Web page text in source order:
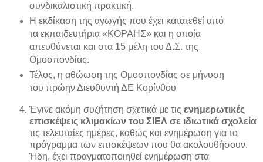
συνδικαλιστική πρακτική.
Η εκδίκαση της αγωγής που έχει κατατεθεί από
τα εκπαιδευτήρια «ΚΟΡΑΗΣ» και η οποία
απευθύνεται και στα 15 μέλη του Δ.Σ. της
Ομοσπονδίας.
Τέλος, η αθώωση της Ομοσπονδίας σε μήνυση
του πρώην Διευθυντή ΔΕ Κορίνθου
Έγινε ακόμη συζήτηση σχετικά με τις ενημερωτικές
επισκέψεις κλιμακίων του ΣΙΕΛ σε ιδιωτικά σχολεία
τις τελευταίες ημέρες, καθώς και ενημέρωση για το
πρόγραμμα των επισκέψεων που θα ακολουθήσουν.
Ήδη, έχει πραγματοποιηθεί ενημέρωση στα